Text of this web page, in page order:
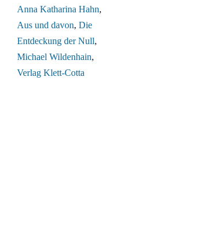
Anna Katharina Hahn,
Aus und davon, Die
Entdeckung der Null,
Michael Wildenhain,
Verlag Klett-Cotta